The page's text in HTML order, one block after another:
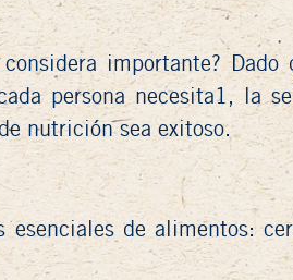
importante? Dado
persona necesita1, la
nutrición sea exitoso.
de alimentos: